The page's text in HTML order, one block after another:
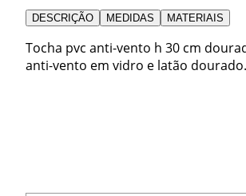
DESCRIÇÃO MEDIDAS MATERIAIS
Tocha pvc anti-vento h 30 cm
anti-vento em vidro e latão